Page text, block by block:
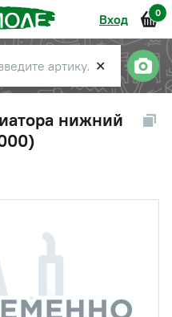
Вход 0
✕
нижний